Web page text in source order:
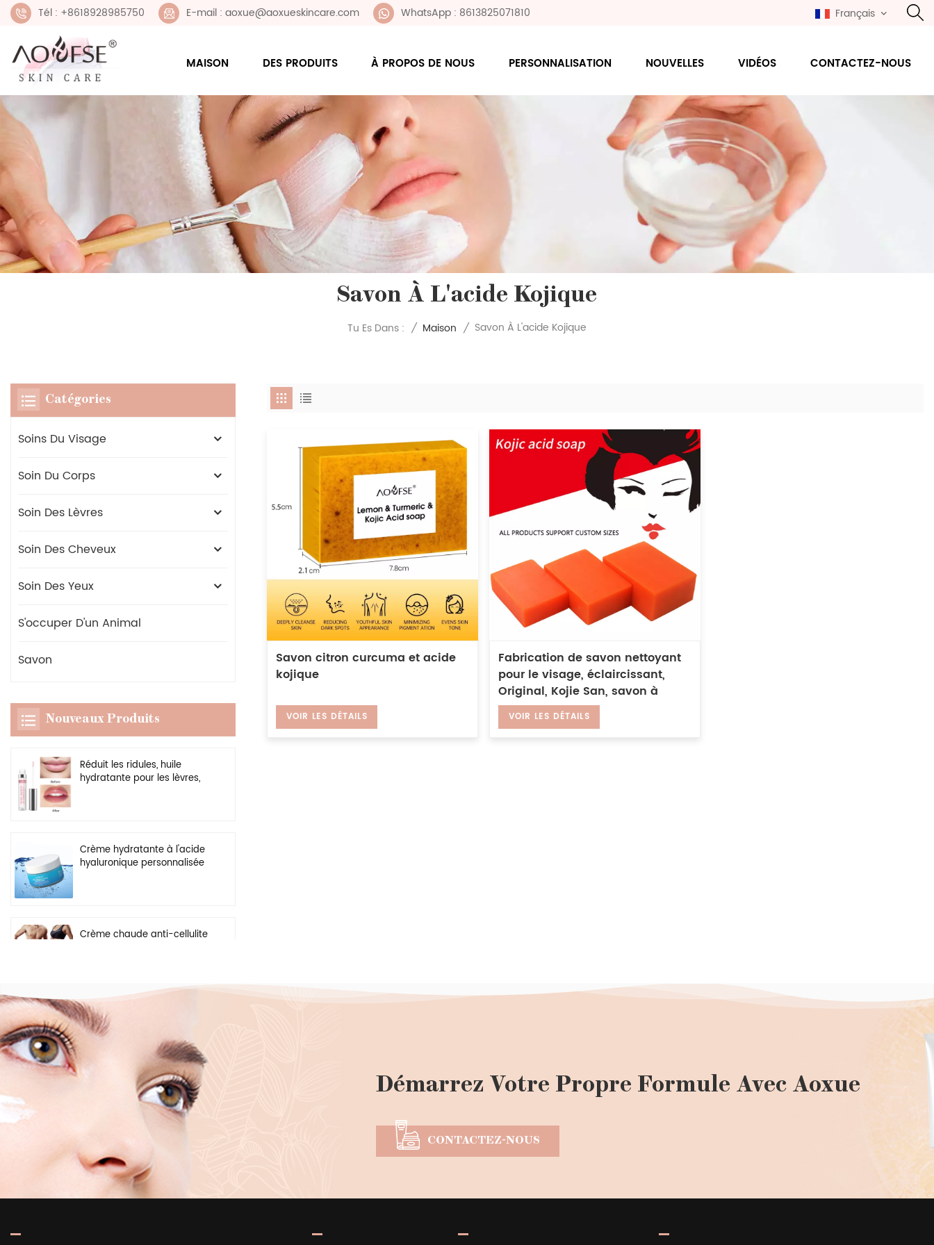
Tél : +8618928985750 E-mail : aoxue@aoxueskincare.com WhatsApp : 8613825071810 Français
MAISON DES PRODUITS À PROPOS DE NOUS PERSONNALISATION NOUVELLES VIDÉOS CONTACTEZ-NOUS
Savon À L'acide Kojique
Tu Es Dans : / Maison / Savon À L'acide Kojique
Savon citron curcuma et acide
kojique
VOIR LES DÉTAILS
Fabrication de savon nettoyant
pour le visage, éclaircissant,
Original, Kojie San, savon à
l'acide kojique blanchissant
VOIR LES DÉTAILS
Catégories
Soins Du Visage
Soin Du Corps
Soin Des Lèvres
Soin Des Cheveux
Soin Des Yeux
S'occuper D'un Animal
Savon
Nouveaux Produits
Réduit les ridules, huile
hydratante pour les lèvres,
Crème hydratante à l'acide
hyaluronique personnalisée
Crème chaude anti-cellulite
amincissante pour le corps
Crème éclaircissante à
base de plantes naturelles,
ingrédients de sécurité,
crème blanchissante pour
le visage, les aisselles et le
Sérum hydratant en
profondeur éclaircissant
privée, acide hyaluronique
pur 2 b5, pour le visage
Démarrez Votre Propre Formule Avec Aoxue
CONTACTEZ-NOUS